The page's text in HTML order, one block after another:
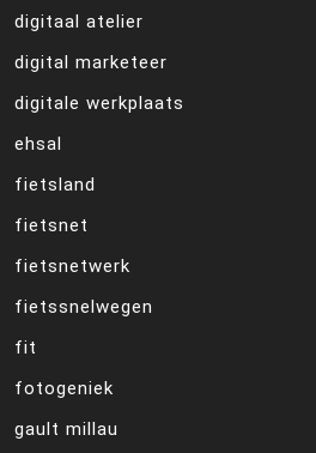
digitaal atelier
digital marketeer
digitale werkplaats
ehsal
fietsland
fietsnet
fietsnetwerk
fietssnelwegen
fit
fotogeniek
gault millau